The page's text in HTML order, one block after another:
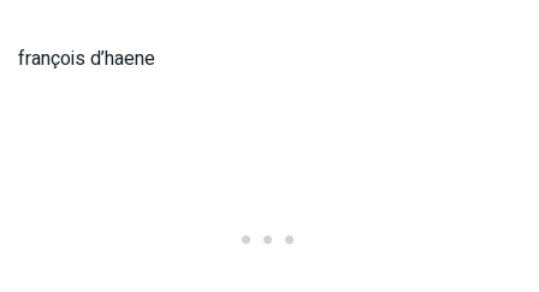
françois d’haene